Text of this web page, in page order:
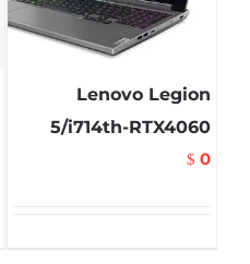
Lenovo Legion
5/i714th-RTX4060
$ 0